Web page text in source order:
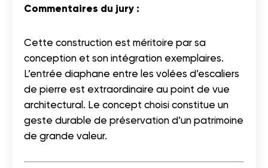
Commentaires du jury :
Cette construction est méritoire par sa
conception et son intégration exemplaires.
L’entrée diaphane entre les volées d’escaliers
de pierre est extraordinaire au point de vue
architectural. Le concept choisi constitue un
geste durable de préservation d’un patrimoine
de grande valeur.